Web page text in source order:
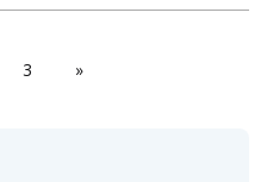
3 »